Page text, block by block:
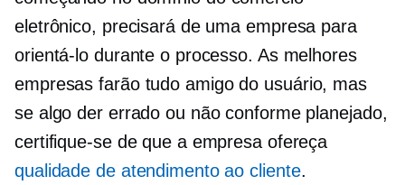
eletrônico, precisará de uma empresa para
orientá-lo durante o processo. As melhores
empresas farão tudo amigo do usuário, mas
se algo der errado ou não conforme planejado,
certifique-se de que a empresa ofereça
qualidade de atendimento ao cliente.